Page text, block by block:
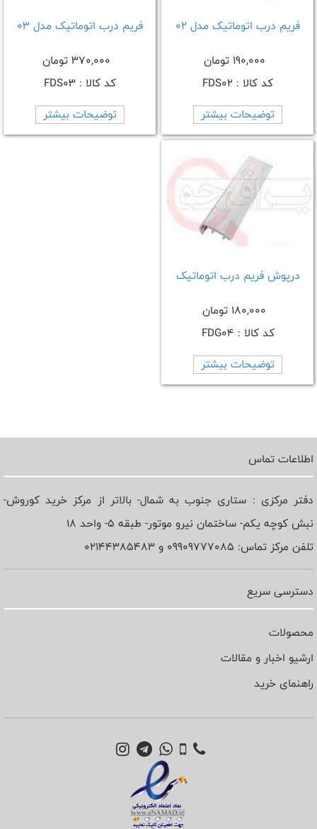
فریم درب اتوماتیک مدل 02
کد کالا : FDS02
توضیحات بیشتر
فریم درب اتوماتیک مدل 03
کد کالا : FDS03
توضیحات بیشتر
درپوش فریم درب اتوماتیک
کد کالا : FDG04
توضیحات بیشتر
اطلاعات تماس
دفتر مرکزی : ستاری جنوب به شمال- بالاتر از مرکز خرید کوروش-
نبش کوچه یکم- ساختمان نیرو موتور- طبقه 5- واحد 18
تلفن مرکز تماس: 09909777085 و 02144385483
دسترسی سریع
محصولات
ارشیو اخبار و مقالات
راهنمای خرید